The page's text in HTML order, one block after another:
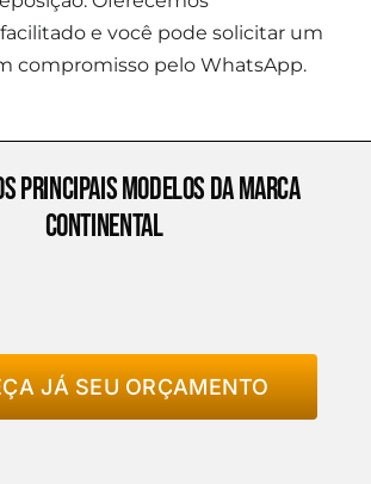
e você pode solicitar um
compromisso pelo WhatsApp.
principais modelos da marca
continental
JÁ SEU ORÇAMENTO